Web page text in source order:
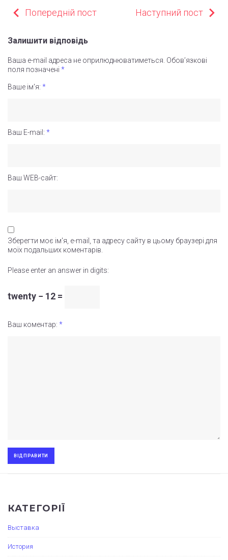
НАВІГАЦІЯ
Попередній пост Наступний пост
Залишити відповідь
Ваша e-mail адреса не оприлюднюватиметься. Обов’язкові
поля позначені *
Ваше ім'я: *
Ваш E-mail: *
Ваш WEB-сайт:
Зберегти моє ім'я, e-mail, та адресу сайту в цьому браузері для
моїх подальших коментарів.
Please enter an answer in digits:
twenty − 12 =
Ваш коментар: *
КАТЕГОРІЇ
Выставка
История